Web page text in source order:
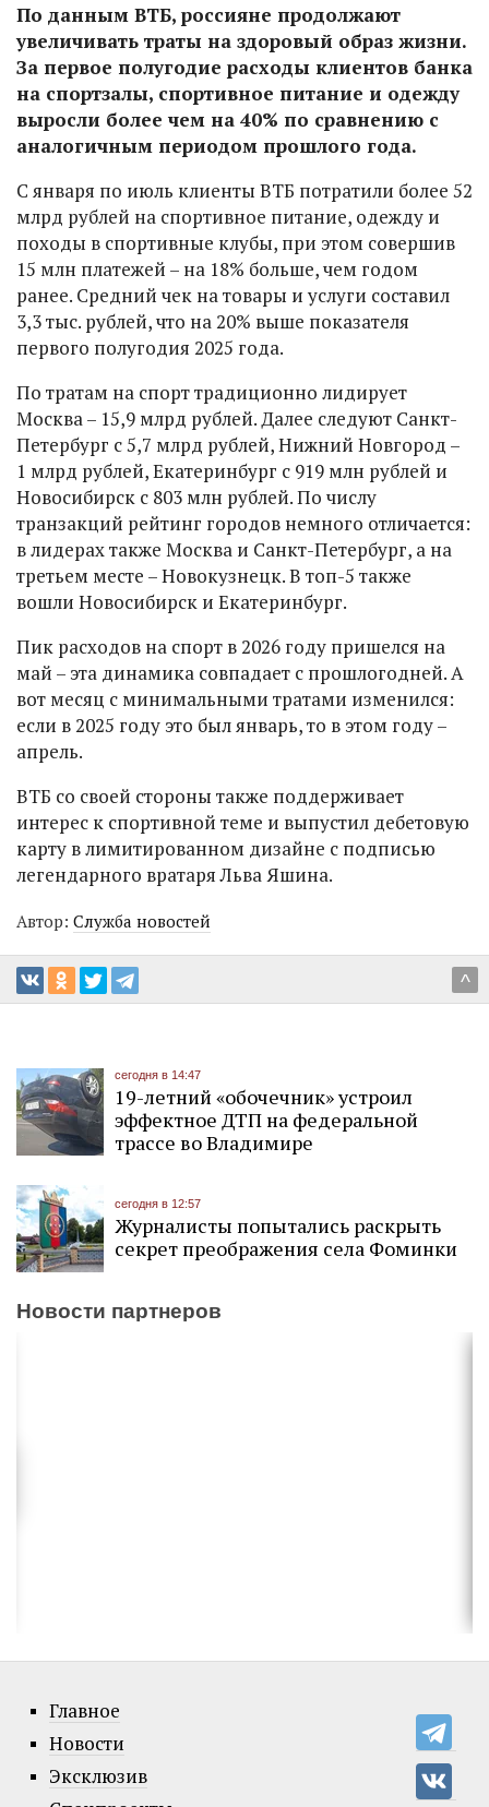
По данным ВТБ, россияне продолжают
увеличивать траты на здоровый образ жизни.
За первое полугодие расходы клиентов банка
на спортзалы, спортивное питание и одежду
выросли более чем на 40% по сравнению с
аналогичным периодом прошлого года.
С января по июль клиенты ВТБ потратили более 52
млрд рублей на спортивное питание, одежду и
походы в спортивные клубы, при этом совершив
15 млн платежей – на 18% больше, чем годом
ранее. Средний чек на товары и услуги составил
3,3 тыс. рублей, что на 20% выше показателя
первого полугодия 2025 года.
По тратам на спорт традиционно лидирует
Москва – 15,9 млрд рублей. Далее следуют Санкт-
Петербург с 5,7 млрд рублей, Нижний Новгород –
1 млрд рублей, Екатеринбург с 919 млн рублей и
Новосибирск с 803 млн рублей. По числу
транзакций рейтинг городов немного отличается:
в лидерах также Москва и Санкт-Петербург, а на
третьем месте – Новокузнецк. В топ-5 также
вошли Новосибирск и Екатеринбург.
Пик расходов на спорт в 2026 году пришелся на
май – эта динамика совпадает с прошлогодней. А
вот месяц с минимальными тратами изменился:
если в 2025 году это был январь, то в этом году –
апрель.
ВТБ со своей стороны также поддерживает
интерес к спортивной теме и выпустил дебетовую
карту в лимитированном дизайне с подписью
легендарного вратаря Льва Яшина.
Автор: Служба новостей
^
сегодня в 14:47
19-летний «обочечник» устроил
эффектное ДТП на федеральной
трассе во Владимире
сегодня в 12:57
Журналисты попытались раскрыть
секрет преображения села Фоминки
Новости партнеров
Главное
Новости
Эксклюзив